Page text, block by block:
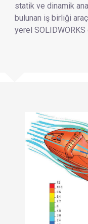
statik ve dinamik
bulunan iş birliği
yerel